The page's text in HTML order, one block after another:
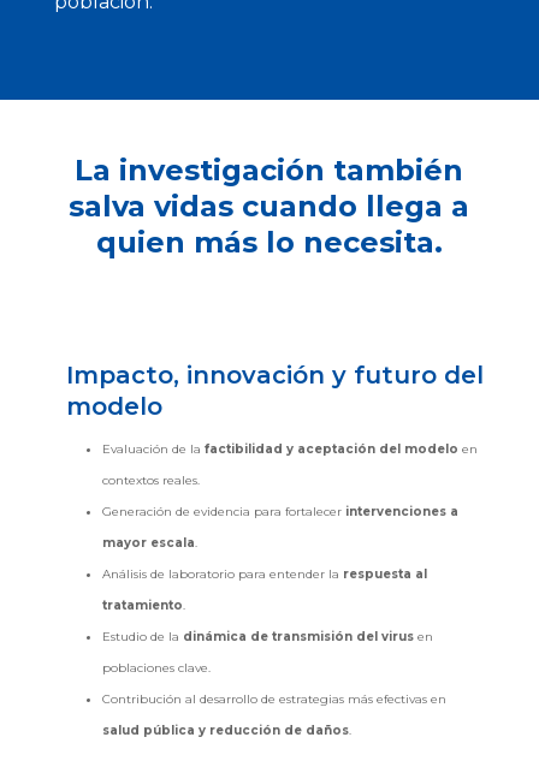
La investigación también
salva vidas cuando llega a
quien más lo necesita.
Impacto, innovación y futuro del
modelo
Evaluación de la factibilidad y aceptación del modelo en
contextos reales.
Generación de evidencia para fortalecer intervenciones a
mayor escala.
Análisis de laboratorio para entender la respuesta al
tratamiento.
Estudio de la dinámica de transmisión del virusen
poblaciones clave.
Contribución al desarrollo de estrategias más efectivas en
salud pública y reducción de daños.